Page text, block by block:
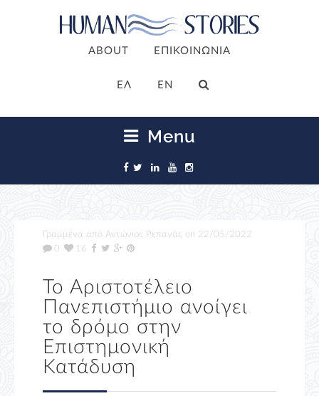
ABOUT ΕΠΙΚΟΙΝΩΝΙΑ
ΕΛ EN
Menu
Γραμμένα από Αντώνιος Ρεπανάς on 22/05/2022
0
16
Το Αριστοτέλειο
Πανεπιστήμιο ανοίγει
το δρόμο στην
Επιστημονική
Κατάδυση